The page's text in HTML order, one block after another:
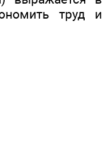
труд и